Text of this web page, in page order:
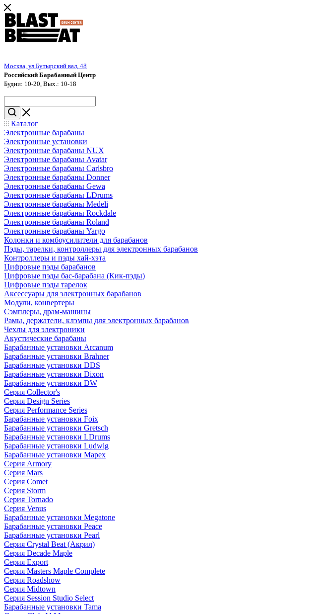
Москва, ул.Бутырский вал, 48
Российский Барабанный Центр
Будни: 10-20, Вых.: 10-18
Каталог
Электронные барабаны
Электронные установки
Электронные барабаны NUX
Электронные барабаны Avatar
Электронные барабаны Carlsbro
Электронные барабаны Donner
Электронные барабаны Gewa
Электронные барабаны LDrums
Электронные барабаны Medeli
Электронные барабаны Rockdale
Электронные барабаны Roland
Электронные барабаны Yargo
Колонки и комбоусилители для барабанов
Пэды, тарелки, контроллеры для электронных барабанов
Контроллеры и пэды хай-хэта
Цифровые пэды барабанов
Цифровые пэды бас-барабана (Кик-пэды)
Цифровые пэды тарелок
Аксессуары для электронных барабанов
Модули, конвертеры
Сэмплеры, драм-машины
Рамы, держатели, клэмпы для электронных барабанов
Чехлы для электроники
Акустические барабаны
Барабанные установки Arcanum
Барабанные установки Brahner
Барабанные установки DDS
Барабанные установки Dixon
Барабанные установки DW
Серия Collector's
Серия Design Series
Серия Performance Series
Барабанные установки Foix
Барабанные установки Gretsch
Барабанные установки LDrums
Барабанные установки Ludwig
Барабанные установки Mapex
Серия Armory
Серия Mars
Серия Comet
Серия Storm
Серия Tornado
Серия Venus
Барабанные установки Megatone
Барабанные установки Peace
Барабанные установки Pearl
Серия Crystal Beat (Акрил)
Серия Decade Maple
Серия Export
Серия Masters Maple Complete
Серия Roadshow
Серия Midtown
Серия Session Studio Select
Барабанные установки Tama